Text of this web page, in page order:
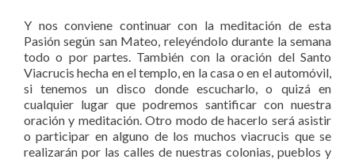
Y nos conviene continuar con la meditación de esta
Pasión según san Mateo, releyéndolo durante la semana
todo o por partes. También con la oración del Santo
Viacrucis hecha en el templo, en la casa o en el automóvil,
si tenemos un disco donde escucharlo, o quizá en
cualquier lugar que podremos santificar con nuestra
oración y meditación. Otro modo de hacerlo será asistir
o participar en alguno de los muchos viacrucis que se
realizarán por las calles de nuestras colonias, pueblos y